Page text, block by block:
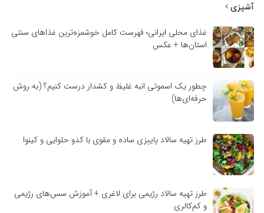
آشپزی
غذای محلی ایرانی؛ فهرست کامل خوشمزه‌ترین غذاهای سنتی
استان‌ها + عکس
چطور یک اسموتی انبه غلیظ و کشدار درست کنیم؟ (به روش
حرفه‌ای‌ها)
طرز تهیه سالاد پاییزی ساده و مقوی با کدو حلوایی و کینوا
طرز تهیه سالاد رژیمی برای لاغری + آموزش سس‌های رژیمی
و کم‌کالری